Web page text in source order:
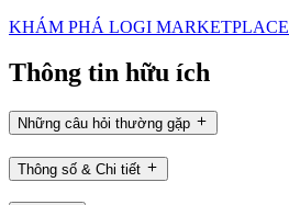
KHÁM PHÁ LOGI MARKETPLACE
Thông tin hữu ích
Những câu hỏi thường gặp
Thông số & Chi tiết